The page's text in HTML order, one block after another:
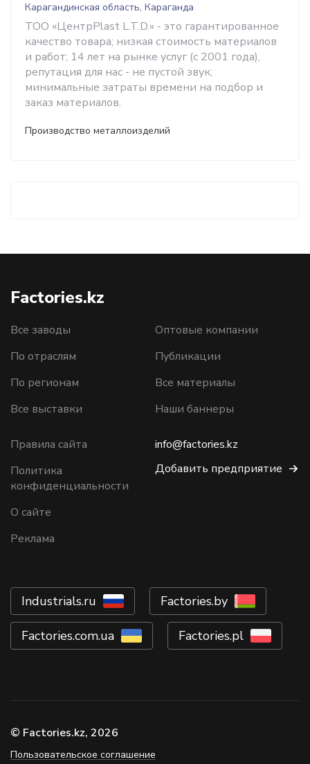
Карагандинская область, Караганда
ТОО «ЦентрPlast L.T.D.» - это гарантированное
качество товара; низкая стоимость материалов
и работ; 14 лет на рынке услуг (с 2001 года),
репутация для нас - не пустой звук;
минимальные затраты времени на подбор и
заказ материалов.
Производство металлоизделий
Factories.kz
Все заводы
По отраслям
По регионам
Все выставки
Оптовые компании
Публикации
Все материалы
Наши баннеры
Правила сайта
Политика
конфиденциальности
О сайте
Реклама
info@factories.kz
Добавить предприятие
Industrials.ru Factories.by
Factories.com.ua Factories.pl
© Factories.kz, 2026
Пользовательское соглашение